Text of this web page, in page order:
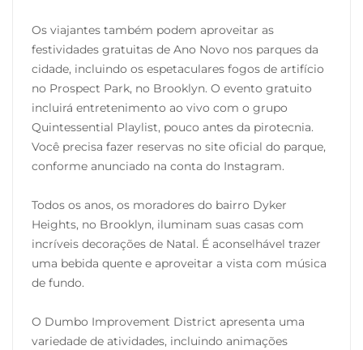
Os viajantes também podem aproveitar as
festividades gratuitas de Ano Novo nos parques da
cidade, incluindo os espetaculares fogos de artifício
no Prospect Park, no Brooklyn. O evento gratuito
incluirá entretenimento ao vivo com o grupo
Quintessential Playlist, pouco antes da pirotecnia.
Você precisa fazer reservas no site oficial do parque,
conforme anunciado na conta do Instagram.
Todos os anos, os moradores do bairro Dyker
Heights, no Brooklyn, iluminam suas casas com
incríveis decorações de Natal. É aconselhável trazer
uma bebida quente e aproveitar a vista com música
de fundo.
O Dumbo Improvement District apresenta uma
variedade de atividades, incluindo animações